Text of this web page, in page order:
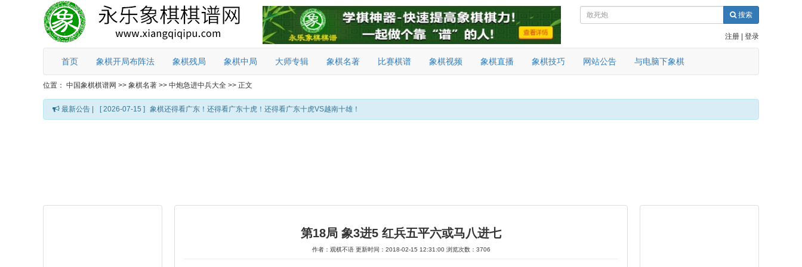
搜索
注册 登录
首页 象棋开局布阵法 象棋残局 象棋中局 大师专辑 象棋名著 比赛棋谱 象棋视频 象棋直播 象棋技巧 网站公告 与电脑下象棋
位置： 中国象棋棋谱网 >> 象棋名著 >> 中炮急进中兵大全 >> 正文
最新公告 | [ 2026-07-15 ] 象棋还得看广东！还得看广东十虎！还得看广东十虎VS越南十雄！
第18局 象3进5 红兵五平六或马八进七
作者：观棋不语 更新时间：2018-02-15 12:31:00 浏览次数：3706